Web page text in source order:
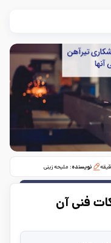
نویسنده: ملیحه زینی
فنی آن